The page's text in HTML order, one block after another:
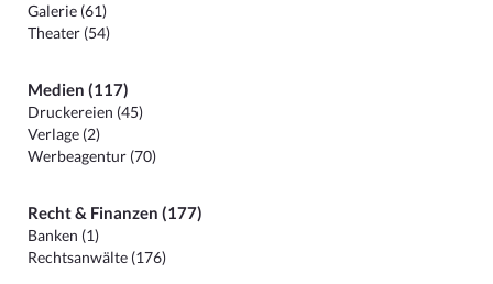
Galerie (61)
Theater (54)
Medien (117)
Druckereien (45)
Verlage (2)
Werbeagentur (70)
Recht & Finanzen (177)
Banken (1)
Rechtsanwälte (176)